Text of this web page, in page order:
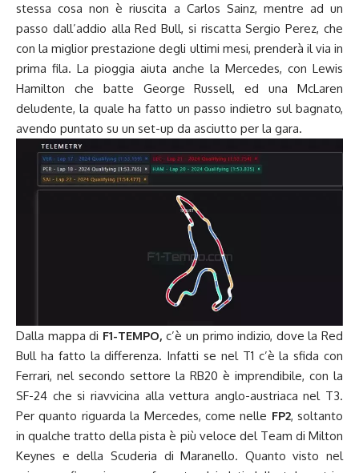
stessa cosa non è riuscita a Carlos Sainz, mentre ad un
passo dall’addio alla Red Bull, si riscatta Sergio Perez, che
con la miglior prestazione degli ultimi mesi, prenderà il via in
prima fila. La pioggia aiuta anche la Mercedes, con Lewis
Hamilton che batte George Russell, ed una McLaren
deludente, la quale ha fatto un passo indietro sul bagnato,
avendo puntato su un set-up da asciutto per la gara.
Dalla mappa di F1-TEMPO, c’è un primo indizio, dove la Red
Bull ha fatto la differenza. Infatti se nel T1 c’è la sfida con
Ferrari, nel secondo settore la RB20 è imprendibile, con la
SF-24 che si riavvicina alla vettura anglo-austriaca nel T3.
Per quanto riguarda la Mercedes, come nelle FP2, soltanto
in qualche tratto della pista è più veloce del Team di Milton
Keynes e della Scuderia di Maranello. Quanto visto nel